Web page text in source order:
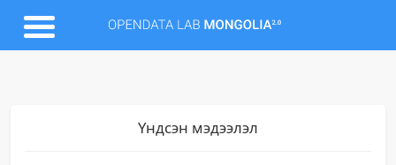
Үндсэн мэдээлэл